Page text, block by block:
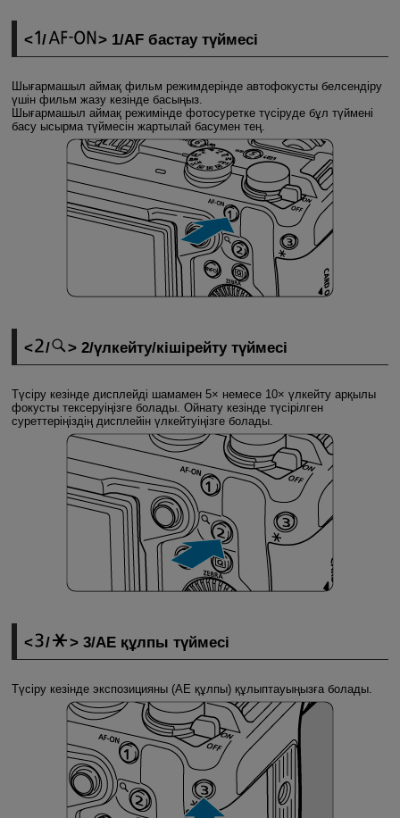
/ 1/AF бастау түймесі
Шығармашыл аймақ фильм режимдерінде автофокусты белсендіру
үшін фильм жазу кезінде басыңыз.
Шығармашыл аймақ режимінде фотосуретке түсіруде бұл түймені
басу ысырма түймесін жартылай басумен тең.
/ 2/үлкейту/кішірейту түймесі
Түсіру кезінде дисплейді шамамен 5× немесе 10× үлкейту арқылы
фокусты тексеруіңізге болады. Ойнату кезінде түсірілген
суреттеріңіздің дисплейін үлкейтуіңізге болады.
/ 3/AE құлпы түймесі
Түсіру кезінде экспозицияны (AE құлпы) құлыптауыңызға болады.